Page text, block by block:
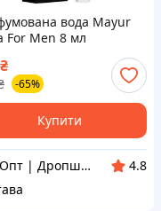
вода Mayur
For Men 8 мл
₴
-65%
Купити
КиївОпт | Дропшип, Опт, Роздріб
4.8